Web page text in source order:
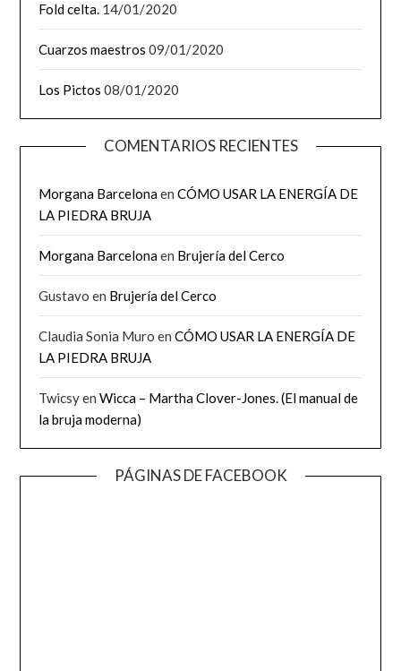
Fold celta. 14/01/2020
Cuarzos maestros 09/01/2020
Los Pictos 08/01/2020
COMENTARIOS RECIENTES
Morgana BarcelonaenCÓMO USAR LA ENERGÍA DE
LA PIEDRA BRUJA
Morgana Barcelonaen Brujería del Cerco
Gustavo en Brujería del Cerco
Claudia Sonia Muro enCÓMO USAR LA ENERGÍA DE
LA PIEDRA BRUJA
TwicsyenWicca – Martha Clover-Jones. (El manual de
la bruja moderna)
PÁGINAS DE FACEBOOK